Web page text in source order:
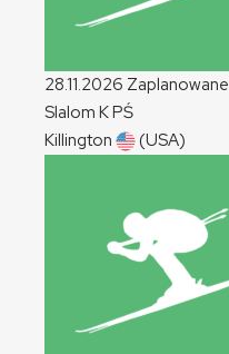
28.11.2026 Zaplanowane
Slalom KPŚ
Killington
(USA)